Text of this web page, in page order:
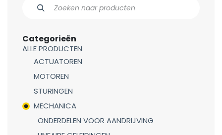
Categorieën
ALLE PRODUCTEN
ACTUATOREN
MOTOREN
STURINGEN
MECHANICA
ONDERDELEN VOOR AANDRIJVING